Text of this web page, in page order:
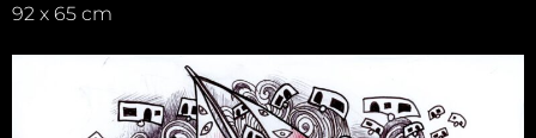
92 x 65 cm